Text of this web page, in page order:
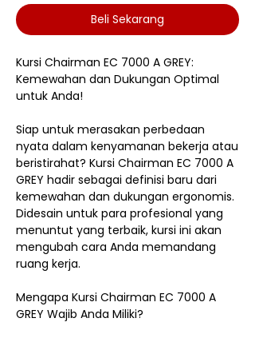
Beli Sekarang
Kursi Chairman EC 7000 A GREY:
Kemewahan dan Dukungan Optimal
untuk Anda!
Siap untuk merasakan perbedaan
nyata dalam kenyamanan bekerja atau
beristirahat? Kursi Chairman EC 7000 A
GREY hadir sebagai definisi baru dari
kemewahan dan dukungan ergonomis.
Didesain untuk para profesional yang
menuntut yang terbaik, kursi ini akan
mengubah cara Anda memandang
ruang kerja.
Mengapa Kursi Chairman EC 7000 A
GREY Wajib Anda Miliki?